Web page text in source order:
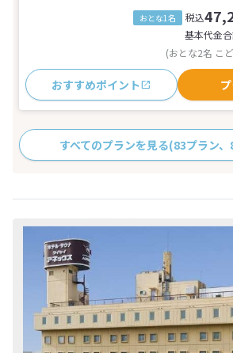
おとな1名 税込
基本代金
(おとな2名 こ
おすすめポイント
すべてのプランを見る(83プラン